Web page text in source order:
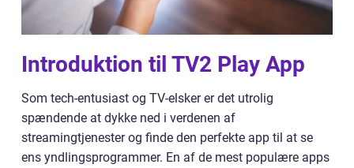
Introduktion til TV2 Play App
Som tech-entusiast og TV-elsker er det utrolig
spændende at dykke ned i verdenen af
streamingtjenester og finde den perfekte app til at se
ens yndlingsprogrammer. En af de mest populære apps